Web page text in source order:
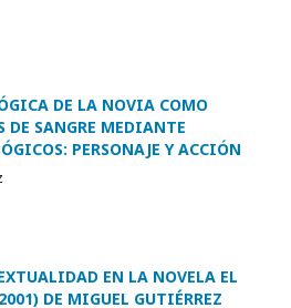
DE LA NOVIA COMO
DE SANGRE MEDIANTE
PERSONAJE Y ACCIÓN
EN LA NOVELA EL
DE MIGUEL GUTIÉRREZ